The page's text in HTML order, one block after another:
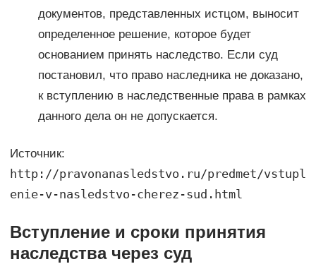
документов, представленных истцом, выносит
определенное решение, которое будет
основанием принять наследство. Если суд
постановил, что право наследника не доказано,
к вступлению в наследственные права в рамках
данного дела он не допускается.
Источник:
http://pravonanasledstvo.ru/predmet/vstupl
enie-v-nasledstvo-cherez-sud.html
Вступление и сроки принятия
наследства через суд